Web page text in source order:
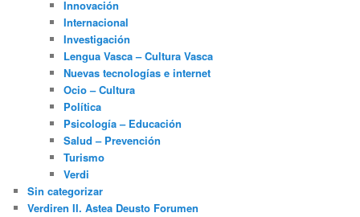
Innovación
Internacional
Investigación
Lengua Vasca – Cultura Vasca
Nuevas tecnologías e internet
Ocio – Cultura
Política
Psicología – Educación
Salud – Prevención
Turismo
Verdi
Sin categorizar
Verdiren II. Astea Deusto Forumen